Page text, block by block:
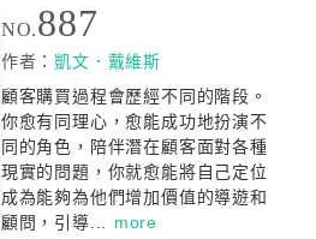
NO.887
作者：凱文．戴維斯
顧客購買過程會歷經不同的階段。
你愈有同理心，愈能成功地扮演不
同的角色，陪伴潛在顧客面對各種
現實的問題，你就愈能將自己定位
成為能夠為他們增加價值的導遊和
顧問，引導... more